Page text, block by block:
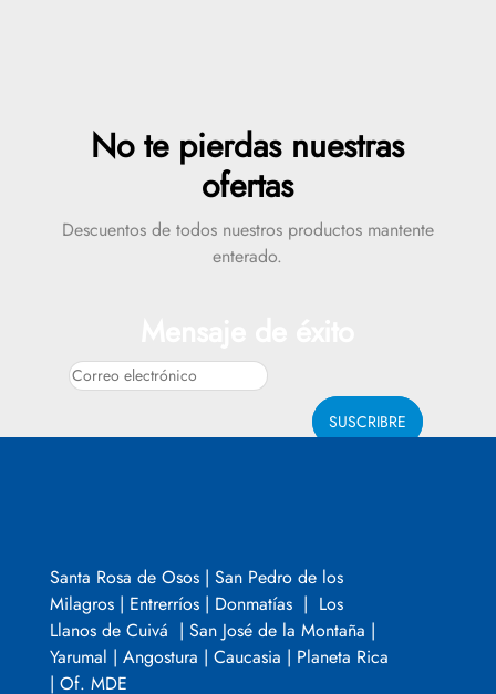
No te pierdas nuestras
ofertas
Descuentos de todos nuestros productos mantente
enterado.
SUSCRIBRE
Santa Rosa de Osos | San Pedro de los
Milagros | Entrerríos | Donmatías | Los
Llanos de Cuivá | San José de la Montaña |
Yarumal | Angostura | Caucasia | Planeta Rica
| Of. MDE